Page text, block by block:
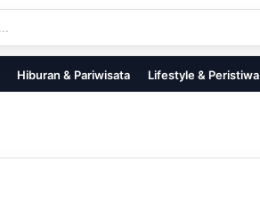
Hiburan & Pariwisata Lifestyle & Peristiwa